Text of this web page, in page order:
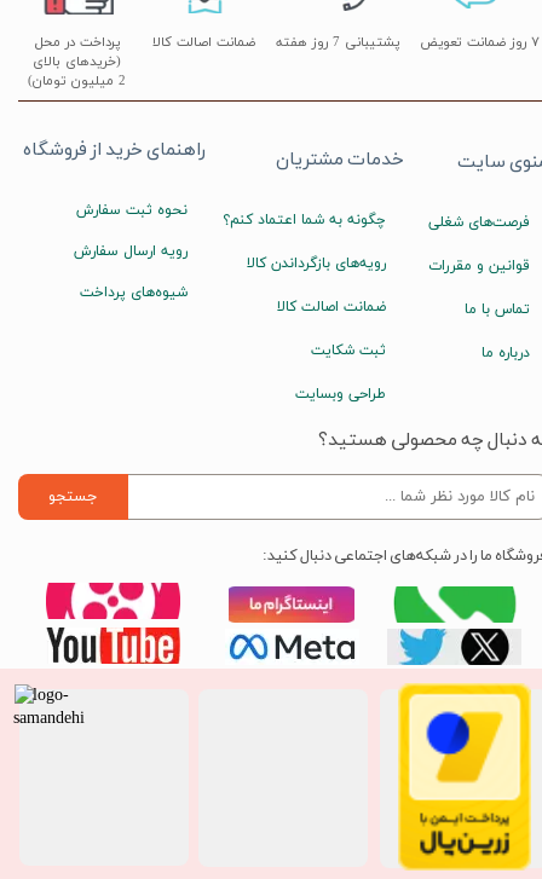
پشتیبانی 7 روز هفته
پرداخت در محل
(خریدهای بالای
2 میلیون تومان)
۷ روز ضمانت تعویض ضمانت اصالت کالا
راهنمای خرید از فروشگاه
نحوه ثبت سفارش
رویه ارسال سفارش
شیوه‌های پرداخت
خدمات مشتریان
چگونه به شما اعتماد کنم؟
رویه‌های بازگرداندن کالا
ضمانت اصالت کالا
ثبت شکایت
طراحی وبسایت
سایت
فرصت‌های شغلی
قوانین و مقررات
تماس با ما
درباره ما
دنبال چه محصولی هستید؟
جستجو
ما را در شبکه‌های اجتماعی دنبال کنید: